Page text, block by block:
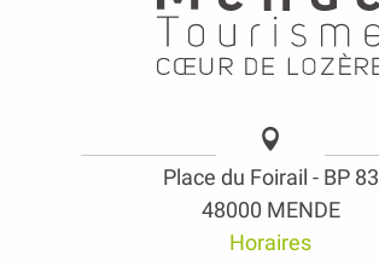
Place du Foirail - BP 83
48000 MENDE
Horaires